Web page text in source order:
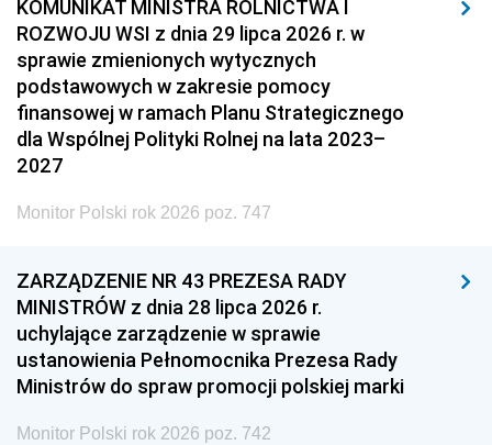
KOMUNIKAT MINISTRA ROLNICTWA I
ROZWOJU WSI z dnia 29 lipca 2026 r. w
sprawie zmienionych wytycznych
podstawowych w zakresie pomocy
finansowej w ramach Planu Strategicznego
dla Wspólnej Polityki Rolnej na lata 2023–
2027
Monitor Polski rok 2026 poz. 747
ZARZĄDZENIE NR 43 PREZESA RADY
MINISTRÓW z dnia 28 lipca 2026 r.
uchylające zarządzenie w sprawie
ustanowienia Pełnomocnika Prezesa Rady
Ministrów do spraw promocji polskiej marki
Monitor Polski rok 2026 poz. 742